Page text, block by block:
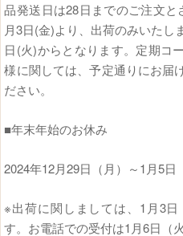
品発送日は28日までのご注文
月3日(金)より、出荷のみいたし
日(火)からとなります。定期コ
様に関しては、予定通りにお届
ださい。
■年末年始のお休み
2024年12月29日（月）～1月5日
※出荷に関しましては、1月3
す。お電話での受付は1月6日（